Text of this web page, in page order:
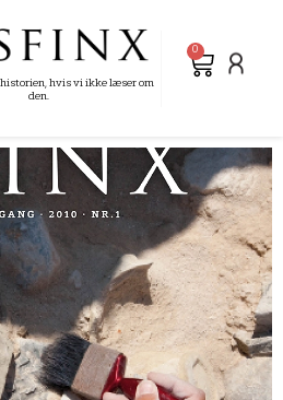
hvis vi ikke læser om
den.
0